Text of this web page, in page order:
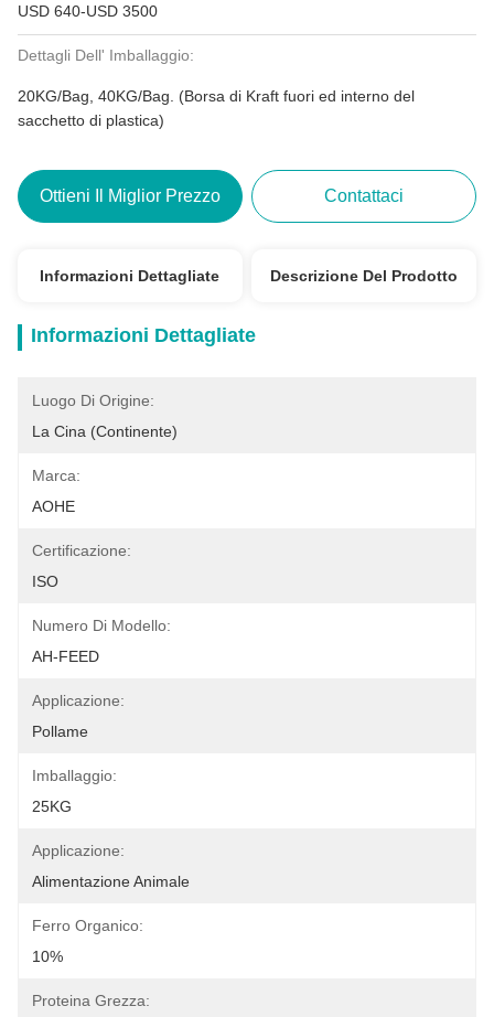
USD 640-USD 3500
Dettagli Dell' Imballaggio:
20KG/Bag, 40KG/Bag. (Borsa di Kraft fuori ed interno del
sacchetto di plastica)
Ottieni Il Miglior Prezzo Contattaci
Informazioni Dettagliate Descrizione Del Prodotto
Informazioni Dettagliate
Luogo Di Origine:
La Cina (continente)
Marca:
AOHE
Certificazione:
ISO
Numero Di Modello:
AH-FEED
Applicazione:
Pollame
Imballaggio:
25KG
Applicazione:
Alimentazione Animale
Ferro Organico:
10%
Proteina Grezza: